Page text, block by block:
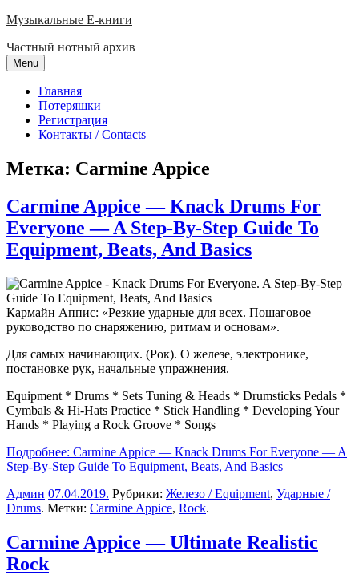
Skip
content
Музыкальные E-книги
Частный нотный архив
Menu
Главная
Потеряшки
Регистрация
Контакты / Contacts
Метка: Carmine Appice
Carmine Appice — Knack Drums For
Everyone — A Step-By-Step Guide To
Equipment, Beats, And Basics
Кармайн Аппис: «Резкие ударные для всех. Пошаговое
руководство по снаряжению, ритмам и основам».
Для самых начинающих. (Рок). О железе, электронике,
постановке рук, начальные упражнения.
Equipment * Drums * Sets Tuning & Heads * Drumsticks Pedals *
Cymbals & Hi-Hats Practice * Stick Handling * Developing Your
Hands * Playing a Rock Groove * Songs
Подробнее: Carmine Appice — Knack Drums For Everyone — A
Step-By-Step Guide To Equipment, Beats, And Basics
Админ 07.04.2019. Рубрики: Железо / Equipment, Ударные /
Drums. Метки: Carmine Appice, Rock.
Carmine Appice — Ultimate Realistic
Rock